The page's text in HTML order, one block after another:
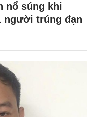
nổ súng khi
người trúng đạn